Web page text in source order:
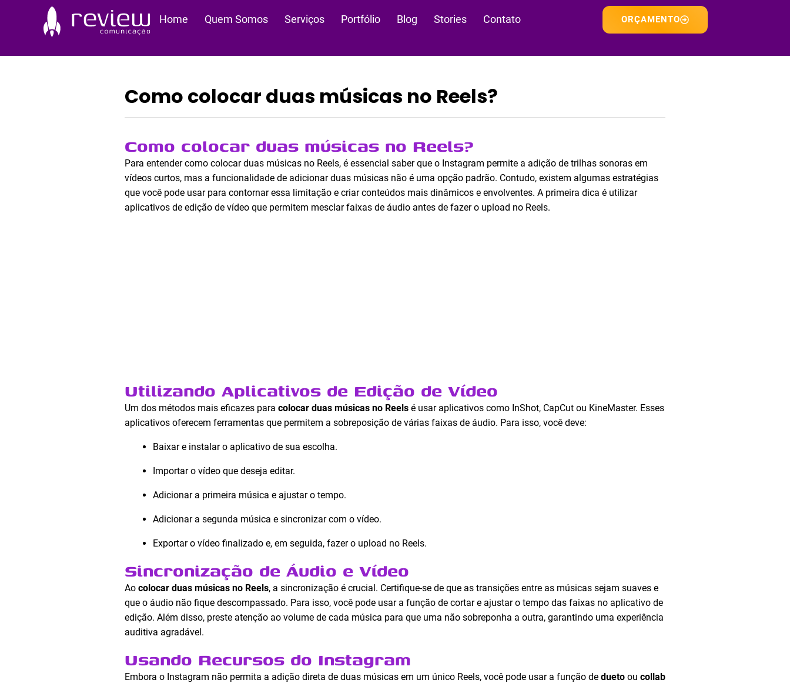
Home Quem Somos Serviços Portfólio Blog Stories Contato ORÇAMENTO
Como colocar duas músicas no Reels?
Como colocar duas músicas no Reels?
Para entender como colocar duas músicas no Reels, é essencial saber que o Instagram permite a adição de trilhas sonoras em
vídeos curtos, mas a funcionalidade de adicionar duas músicas não é uma opção padrão. Contudo, existem algumas estratégias
que você pode usar para contornar essa limitação e criar conteúdos mais dinâmicos e envolventes. A primeira dica é utilizar
aplicativos de edição de vídeo que permitem mesclar faixas de áudio antes de fazer o upload no Reels.
Utilizando Aplicativos de Edição de Vídeo
Um dos métodos mais eficazes para colocar duas músicas no Reels é usar aplicativos como InShot, CapCut ou KineMaster. Esses
aplicativos oferecem ferramentas que permitem a sobreposição de várias faixas de áudio. Para isso, você deve:
Baixar e instalar o aplicativo de sua escolha.
Importar o vídeo que deseja editar.
Adicionar a primeira música e ajustar o tempo.
Adicionar a segunda música e sincronizar com o vídeo.
Exportar o vídeo finalizado e, em seguida, fazer o upload no Reels.
Sincronização de Áudio e Vídeo
Ao colocar duas músicas no Reels, a sincronização é crucial. Certifique-se de que as transições entre as músicas sejam suaves e
que o áudio não fique descompassado. Para isso, você pode usar a função de cortar e ajustar o tempo das faixas no aplicativo de
edição. Além disso, preste atenção ao volume de cada música para que uma não sobreponha a outra, garantindo uma experiência
auditiva agradável.
Usando Recursos do Instagram
Embora o Instagram não permita a adição direta de duas músicas em um único Reels, você pode usar a função de dueto ou collab